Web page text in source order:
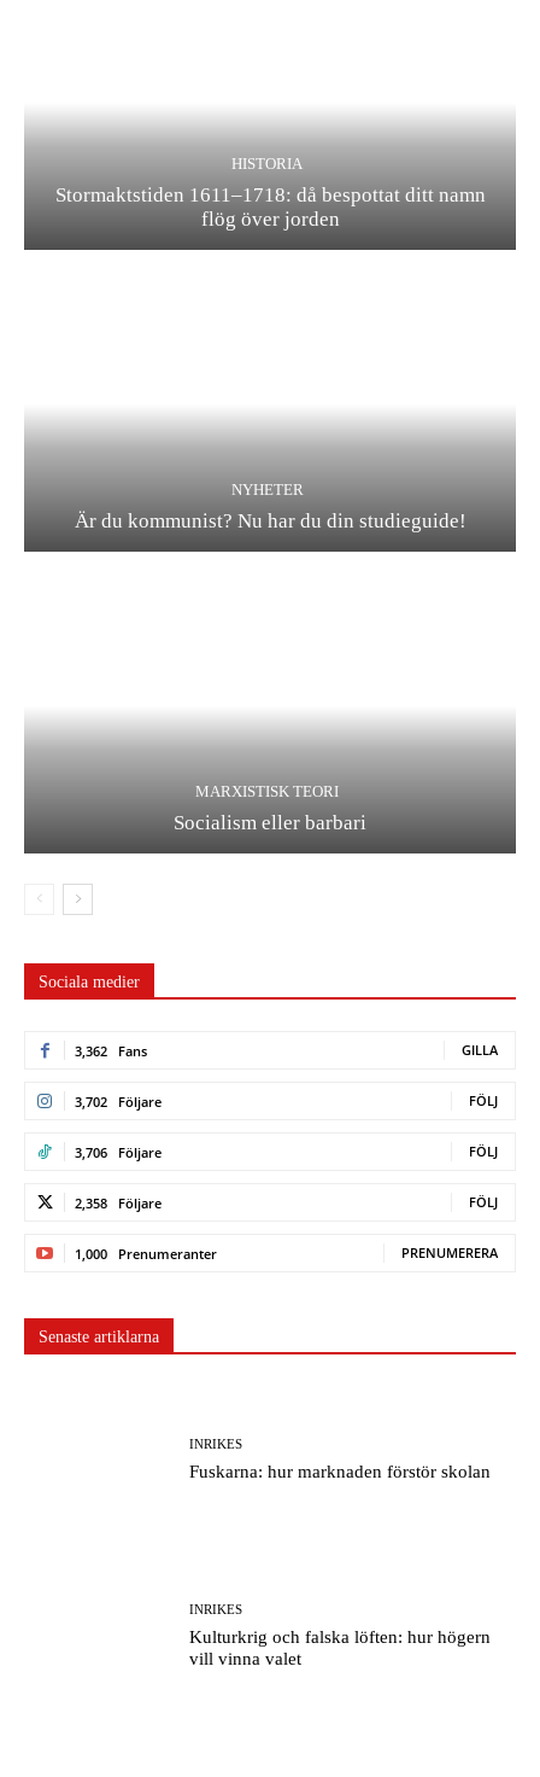
HISTORIA
Stormaktstiden 1611–1718: då bespottat ditt namn
flög över jorden
NYHETER
Är du kommunist? Nu har du din studieguide!
MARXISTISK TEORI
Socialism eller barbari
Sociala medier
3,362 Fans GILLA
3,702 Följare FÖLJ
3,706 Följare FÖLJ
2,358 Följare FÖLJ
1,000 Prenumeranter PRENUMERERA
Senaste artiklarna
INRIKES
Fuskarna: hur marknaden förstör skolan
INRIKES
Kulturkrig och falska löften: hur högern
vill vinna valet